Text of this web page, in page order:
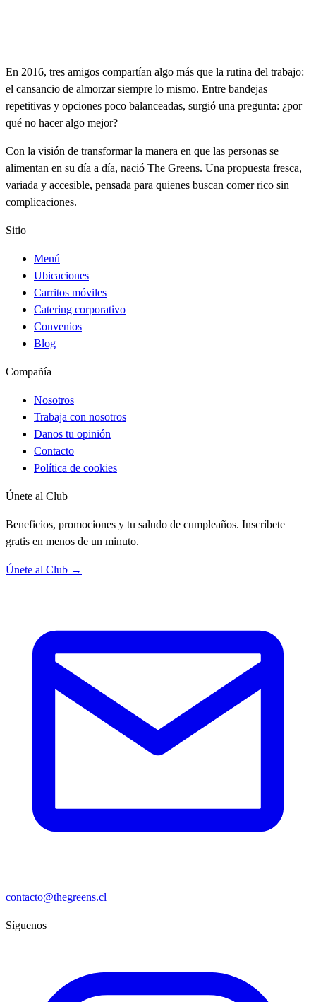
En 2016, tres amigos compartían algo más que la rutina del trabajo:
el cansancio de almorzar siempre lo mismo. Entre bandejas
repetitivas y opciones poco balanceadas, surgió una pregunta: ¿por
qué no hacer algo mejor?
Con la visión de transformar la manera en que las personas se
alimentan en su día a día, nació The Greens. Una propuesta fresca,
variada y accesible, pensada para quienes buscan comer rico sin
complicaciones.
Sitio
Menú
Ubicaciones
Carritos móviles
Catering corporativo
Convenios
Blog
Compañía
Nosotros
Trabaja con nosotros
Danos tu opinión
Contacto
Política de cookies
Únete al Club
Beneficios, promociones y tu saludo de cumpleaños. Inscríbete
gratis en menos de un minuto.
Únete al Club →
contacto@thegreens.cl
Síguenos